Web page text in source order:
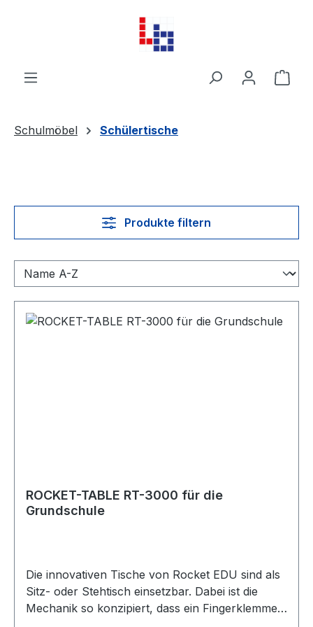
Zum Hauptinhalt springen
Schulmöbel Schülertische
Produkte filtern
ROCKET-TABLE RT-3000 für die
Grundschule
Die innovativen Tische von Rocket EDU sind als
Sitz- oder Stehtisch einsetzbar. Dabei ist die
Mechanik so konzipiert, dass ein Fingerklemmen